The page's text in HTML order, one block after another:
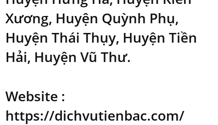
Xương, Huyện Quỳnh Phụ,
Huyện Thái Thụy, Huyện Tiền
Hải, Huyện Vũ Thư.
Website :
https://dichvutienbac.com/